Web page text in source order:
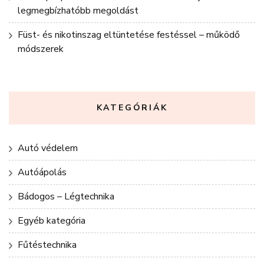
legmegbízhatóbb megoldást
Füst- és nikotinszag eltüntetése festéssel – működő
módszerek
KATEGÓRIÁK
Autó védelem
Autóápolás
Bádogos – Légtechnika
Egyéb kategória
Fűtéstechnika